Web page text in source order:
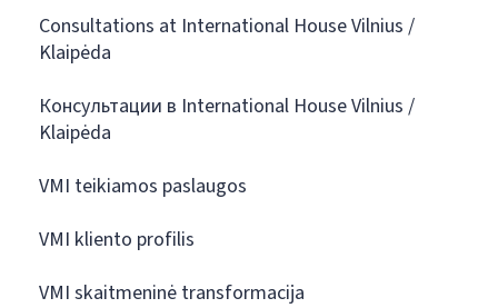
Consultations at International House Vilnius /
Klaipėda
Консультации в International House Vilnius /
Klaipėda
VMI teikiamos paslaugos
VMI kliento profilis
VMI skaitmeninė transformacija